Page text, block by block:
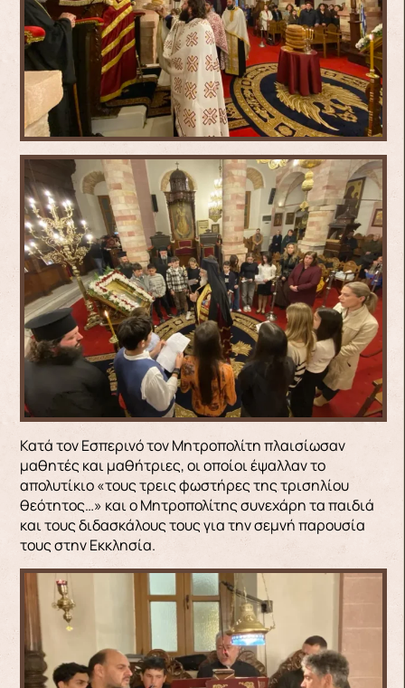
Κατά τον Εσπερινό τον Μητροπολίτη πλαισίωσαν
μαθητές και μαθήτριες, οι οποίοι έψαλλαν το
απολυτίκιο «τους τρεις φωστήρες της τρισηλίου
θεότητος…» και ο Μητροπολίτης συνεχάρη τα παιδιά
και τους διδασκάλους τους για την σεμνή παρουσία
τους στην Εκκλησία.